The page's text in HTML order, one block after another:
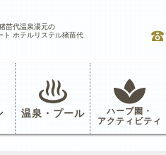
苗代温泉湯元の
ト ホテルリステル猪苗代
温泉・プール ハーブ園・
アクティビティ